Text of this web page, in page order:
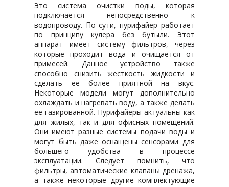
Это система очистки воды, которая
подключается непосредственно к
водопроводу. По сути, пурифайер работает
по принципу кулера без бутыли. Этот
аппарат имеет систему фильтров, через
которые проходит вода и очищается от
примесей. Данное устройство также
способно снизить жесткость жидкости и
сделать её более приятной на вкус.
Некоторые модели могут дополнительно
охлаждать и нагревать воду, а также делать
её газированной. Пурифайеры актуальны как
для жилых, так и для офисных помещений.
Они имеют разные системы подачи воды и
могут быть даже оснащены сенсорами для
большего удобства в процессе
эксплуатации. Следует помнить, что
фильтры, автоматические клапаны дренажа,
а также некоторые другие комплектующие